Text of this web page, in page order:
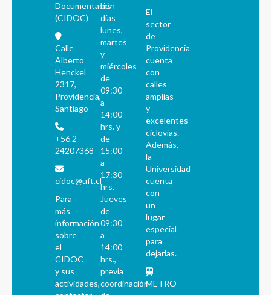
Documentación
(CIDOC)
Calle
Alberto
Henckel
2317,
Providencia,
Santiago
+56 2
24207368
cidoc@uft.cl
Para
más
información
sobre
el
CIDOC
y sus
actividades,
los
días
lunes,
martes
y
miércoles
de
09:30
a
14:00
hrs. y
de
15:00
a
17:30
hrs.
Jueves
de
09:30
a
14:00
hrs.,
previa
coordinación
El
sector
de
Providencia
cuenta
con
calles
amplias
y
excelentes
ciclovías.
Además,
la
Universidad
cuenta
con
un
lugar
especial
para
dejarlas.
METRO